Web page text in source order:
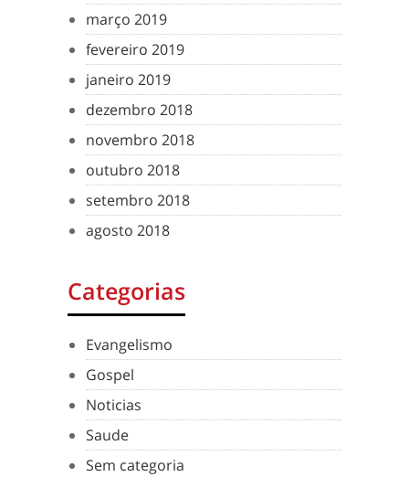
março 2019
fevereiro 2019
janeiro 2019
dezembro 2018
novembro 2018
outubro 2018
setembro 2018
agosto 2018
Categorias
Evangelismo
Gospel
Noticias
Saude
Sem categoria